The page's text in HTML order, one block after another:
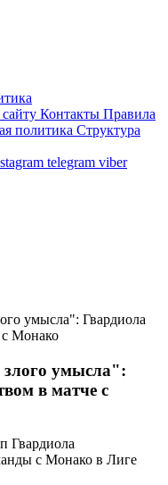
Контакты Правила
политика Структура
telegram viber
умысла": Гвардиола
с Монако
злого умысла":
в матче с
Гвардиола
с Монако в Лиге